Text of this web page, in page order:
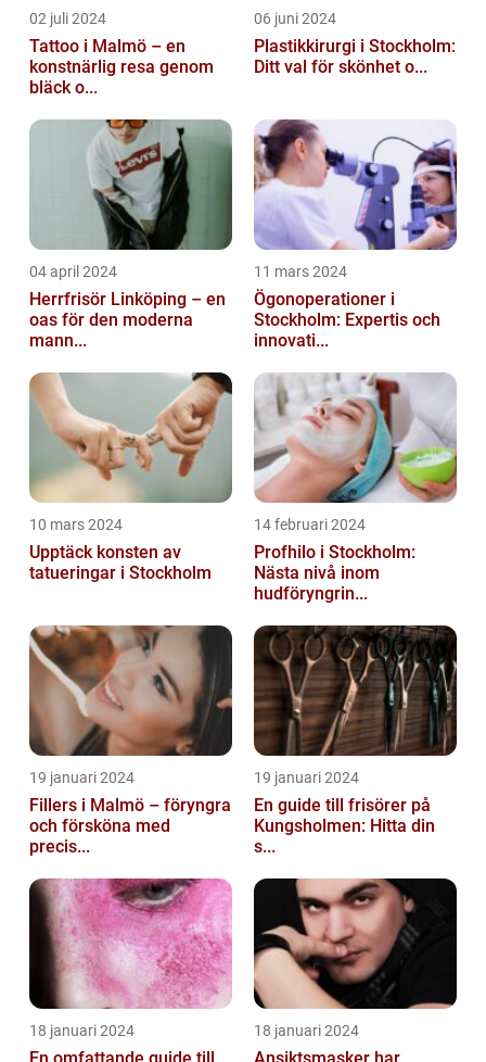
02 juli 2024
Tattoo i Malmö – en
konstnärlig resa genom
bläck o...
06 juni 2024
Plastikkirurgi i Stockholm:
Ditt val för skönhet o...
04 april 2024
Herrfrisör Linköping – en
oas för den moderna
mann...
11 mars 2024
Ögonoperationer i
Stockholm: Expertis och
innovati...
10 mars 2024
Upptäck konsten av
tatueringar i Stockholm
14 februari 2024
Profhilo i Stockholm:
Nästa nivå inom
hudföryngrin...
19 januari 2024
Fillers i Malmö – föryngra
och försköna med
precis...
19 januari 2024
En guide till frisörer på
Kungsholmen: Hitta din
s...
18 januari 2024 18 januari 2024